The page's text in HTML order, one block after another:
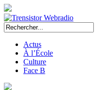
Actus
À l’École
Culture
Face B